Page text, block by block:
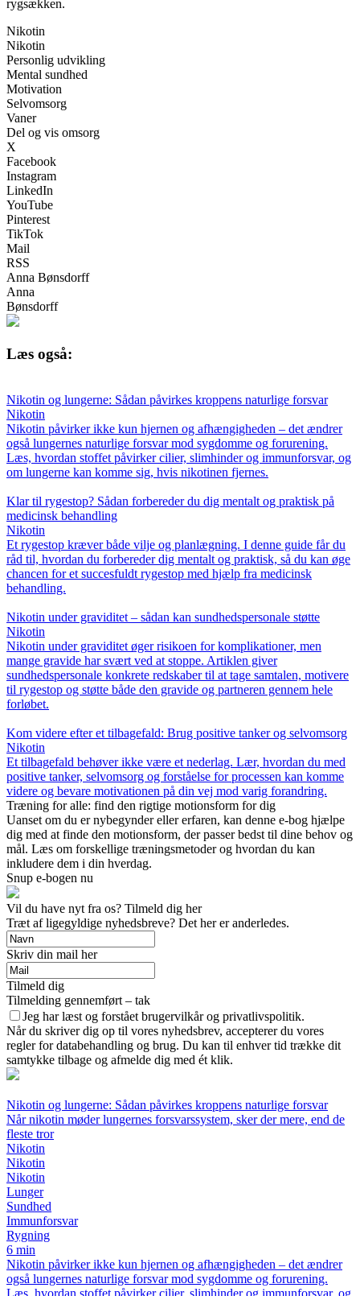
rygsækken.
Nikotin
Nikotin
Personlig udvikling
Mental sundhed
Motivation
Selvomsorg
Vaner
Del og vis omsorg
X
Facebook
Instagram
LinkedIn
YouTube
Pinterest
TikTok
Mail
RSS
Anna Bønsdorff
Anna
Bønsdorff
Læs også:
Nikotin og lungerne: Sådan påvirkes kroppens naturlige forsvar
Nikotin
Nikotin påvirker ikke kun hjernen og afhængigheden – det ændrer
også lungernes naturlige forsvar mod sygdomme og forurening.
Læs, hvordan stoffet påvirker cilier, slimhinder og immunforsvar, og
om lungerne kan komme sig, hvis nikotinen fjernes.
Klar til rygestop? Sådan forbereder du dig mentalt og praktisk på
medicinsk behandling
Nikotin
Et rygestop kræver både vilje og planlægning. I denne guide får du
råd til, hvordan du forbereder dig mentalt og praktisk, så du kan øge
chancen for et succesfuldt rygestop med hjælp fra medicinsk
behandling.
Nikotin under graviditet – sådan kan sundhedspersonale støtte
Nikotin
Nikotin under graviditet øger risikoen for komplikationer, men
mange gravide har svært ved at stoppe. Artiklen giver
sundhedspersonale konkrete redskaber til at tage samtalen, motivere
til rygestop og støtte både den gravide og partneren gennem hele
forløbet.
Kom videre efter et tilbagefald: Brug positive tanker og selvomsorg
Nikotin
Et tilbagefald behøver ikke være et nederlag. Lær, hvordan du med
positive tanker, selvomsorg og forståelse for processen kan komme
videre og bevare motivationen på din vej mod varig forandring.
Træning for alle: find den rigtige motionsform for dig
Uanset om du er nybegynder eller erfaren, kan denne e-bog hjælpe
dig med at finde den motionsform, der passer bedst til dine behov og
mål. Læs om forskellige træningsmetoder og hvordan du kan
inkludere dem i din hverdag.
Snup e-bogen nu
Vil du have nyt fra os? Tilmeld dig her
Træt af ligegyldige nyhedsbreve? Det her er anderledes.
Skriv din mail her
Tilmeld dig
Tilmelding gennemført – tak
Jeg har læst og forstået brugervilkår og privatlivspolitik.
Når du skriver dig op til vores nyhedsbrev, accepterer du vores
regler for databehandling og brug. Du kan til enhver tid trække dit
samtykke tilbage og afmelde dig med ét klik.
Nikotin og lungerne: Sådan påvirkes kroppens naturlige forsvar
Når nikotin møder lungernes forsvarssystem, sker der mere, end de
fleste tror
Nikotin
Nikotin
Nikotin
Lunger
Sundhed
Immunforsvar
Rygning
6 min
Nikotin påvirker ikke kun hjernen og afhængigheden – det ændrer
også lungernes naturlige forsvar mod sygdomme og forurening.
Læs, hvordan stoffet påvirker cilier, slimhinder og immunforsvar, og